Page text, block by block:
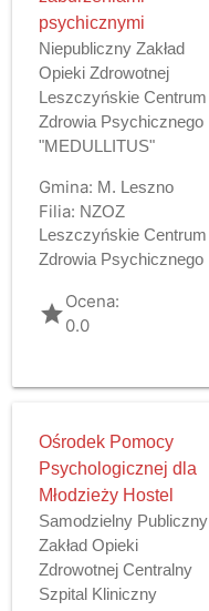
psychicznymi
Niepubliczny Zakład
Opieki Zdrowotnej
Leszczyńskie Centrum
Zdrowia Psychicznego
"MEDULLITUS"
Gmina: M. Leszno
Filia: NZOZ
Leszczyńskie Centrum
Zdrowia Psychicznego
gradeOcena:
0.0
Ośrodek Pomocy
Psychologicznej dla
Młodzieży Hostel
Samodzielny Publiczny
Zakład Opieki
Zdrowotnej Centralny
Szpital Kliniczny